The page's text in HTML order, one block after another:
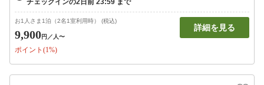
お1人さま1泊（2名1室利用時） (税込)
9,900円 ／人〜
ポイント(1%)
詳細を見る